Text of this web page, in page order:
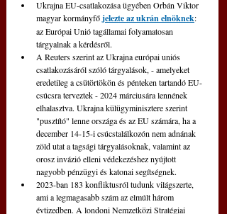
Ukrajna EU-csatlakozása ügyében Orbán Viktor
magyar kormányfő jelezte az ukrán elnöknek:
az Európai Unió tagállamai folyamatosan
tárgyalnak a kérdésről.
A Reuters szerint az Ukrajna európai uniós
csatlakozásáról szóló tárgyalások, - amelyeket
eredetileg a csütörtökön és pénteken tartandó EU-
csúcsra terveztek - 2024 márciusára lennének
elhalasztva. Ukrajna külügyminisztere szerint
"pusztító" lenne országa és az EU számára, ha a
december 14-15-i csúcstalálkozón nem adnának
zöld utat a tagsági tárgyalásoknak, valamint az
orosz invázió elleni védekezéshez nyújtott
nagyobb pénzügyi és katonai segítségnek.
2023-ban 183 konfliktusról tudunk világszerte,
ami a legmagasabb szám az elmúlt három
évtizedben. A londoni Nemzetközi Stratégiai